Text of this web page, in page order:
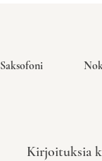
Saksofoni
Kirjoituksia